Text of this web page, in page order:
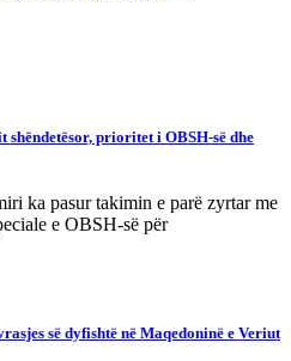
prioritet i OBSH-së dhe
ka pasur takimin e parë zyrtar me
e OBSH-së për
së dyfishtë në Maqedoninë e Veriut